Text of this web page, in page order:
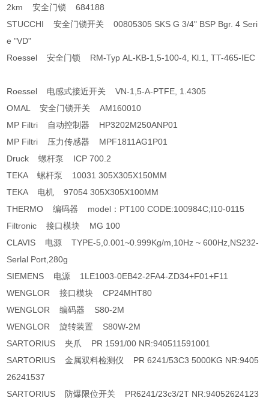
2km 安全门锁 684188
STUCCHI 安全门锁开关 00805305 SKS G 3/4" BSP Bgr. 4 Seri
e "VD"
Roessel 安全门锁 RM-Typ AL-KB-1,5-100-4, Kl.1, TT-465-IEC
Roessel 电感式接近开关 VN-1,5-A-PTFE, 1.4305
OMAL 安全门锁开关 AM160010
MP Filtri 自动控制器 HP3202M250ANP01
MP Filtri 压力传感器 MPF1811AG1P01
Druck 螺杆泵 ICP 700.2
TEKA 螺杆泵 10031 305X305X150MM
TEKA 电机 97054 305X305X100MM
THERMO 编码器 model：PT100 CODE:100984C;I10-0115
Filtronic 接口模块 MG 100
CLAVIS 电源 TYPE-5,0.001~0.999Kg/m,10Hz ~ 600Hz,NS232-
Serlal Port,280g
SIEMENS 电源 1LE1003-0EB42-2FA4-ZD34+F01+F11
WENGLOR 接口模块 CP24MHT80
WENGLOR 编码器 S80-2M
WENGLOR 旋转装置 S80W-2M
SARTORIUS 夹爪 PR 1591/00 NR:940511591001
SARTORIUS 金属双料检测仪 PR 6241/53C3 5000KG NR:9405
26241537
SARTORIUS 防爆限位开关 PR6241/23c3/2T NR:94052624123